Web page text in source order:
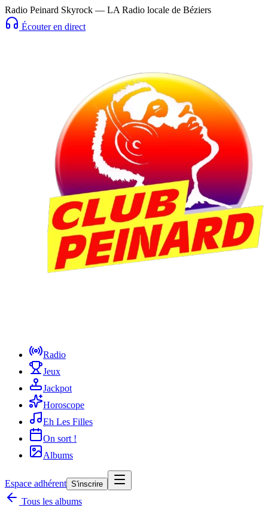
Radio Peinard Skyrock — LA Radio locale de Béziers
Écouter en direct
Radio
Jeux
Jackpot
Horoscope
Eh Les Filles
On sort !
Albums
Espace adhérent S'inscrire
Tous les albums